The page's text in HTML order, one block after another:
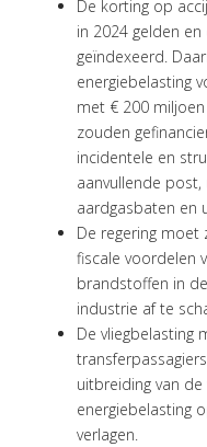
VACATURES
CONTACT
De korting op
in 2024 gelden
geïndexeerd.
energiebelasting
met € 200
zouden
incidentele en
aanvullende
aardgasbaten en
De regering moet
fiscale voordelen
brandstoffen in
industrie af te
De vliegbelasting
uitbreiding van
energiebelasting
verlagen.